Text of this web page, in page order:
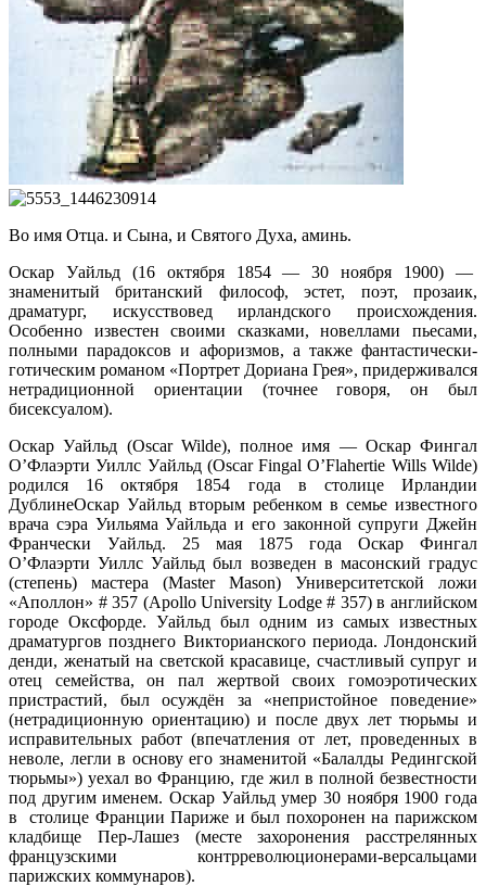
Во имя Отца. и Сына, и Святого Духа, аминь.
Оскар Уайльд (16 октября 1854 — 30 ноября 1900) —
знаменитый британский философ, эстет, поэт, прозаик,
драматург, искусствовед ирландского происхождения.
Особенно известен своими сказками, новеллами пьесами,
полными парадоксов и афоризмов, а также фантастически-
готическим романом «Портрет Дориана Грея», придерживался
нетрадиционной ориентации (точнее говоря, он был
бисексуалом).
Оскар Уайльд (Oscar Wilde), полное имя — Оскар Фингал
О’Флаэрти Уиллс Уайльд (Oscar Fingal O’Flahertie Wills Wilde)
родился 16 октября 1854 года в столице Ирландии
ДублинеОскар Уайльд вторым ребенком в семье известного
врача сэра Уильяма Уайльда и его законной супруги Джейн
Франчески Уайльд. 25 мая 1875 года Оскар Фингал
О’Флаэрти Уиллс Уайльд был возведен в масонский градус
(степень) мастера (Master Mason) Университетской ложи
«Аполлон» # 357 (Apollo University Lodge # 357) в английском
городе Оксфорде. Уайльд был одним из самых известных
драматургов позднего Викторианского периода. Лондонский
денди, женатый на светской красавице, счастливый супруг и
отец семейства, он пал жертвой своих гомоэротических
пристрастий, был осуждён за «непристойное поведение»
(нетрадиционную ориентацию) и после двух лет тюрьмы и
исправительных работ (впечатления от лет, проведенных в
неволе, легли в основу его знаменитой «Балалды Редингской
тюрьмы») уехал во Францию, где жил в полной безвестности
под другим именем. Оскар Уайльд умер 30 ноября 1900 года
в столице Франции Париже и был похоронен на парижском
кладбище Пер-Лашез (месте захоронения расстрелянных
французскими контрреволюционерами-версальцами
парижских коммунаров).